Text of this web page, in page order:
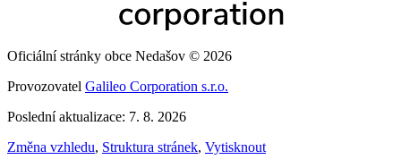
Oficiální stránky obce Nedašov © 2026
Provozovatel Galileo Corporation s.r.o.
Poslední aktualizace: 7. 8. 2026
Změna vzhledu, Struktura stránek, Vytisknout